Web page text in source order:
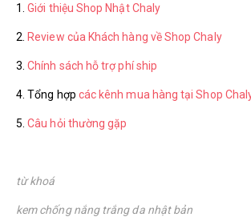
1.Giới thiệu Shop Nhật Chaly
2. Review của Khách hàng về Shop Chaly
3.Chính sách hỗ trợ phí ship
4. Tổng hợp các kênh mua hàng tại Shop
5.Câu hỏi thường gặp
từ khoá
kem chống nắng trắng da nhật bản